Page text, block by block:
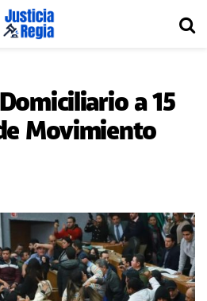
a 15
Movimiento